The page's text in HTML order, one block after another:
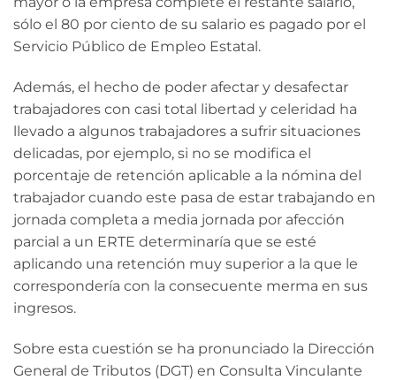
sólo el 80 por ciento de su salario es pagado por el
Servicio Público de Empleo Estatal.
Además, el hecho de poder afectar y desafectar
trabajadores con casi total libertad y celeridad ha
llevado a algunos trabajadores a sufrir situaciones
delicadas, por ejemplo, si no se modifica el
porcentaje de retención aplicable a la nómina del
trabajador cuando este pasa de estar trabajando en
jornada completa a media jornada por afección
parcial a un ERTE determinaría que se esté
aplicando una retención muy superior a la que le
correspondería con la consecuente merma en sus
ingresos.
Sobre esta cuestión se ha pronunciado la Dirección
General de Tributos (DGT) en Consulta Vinculante